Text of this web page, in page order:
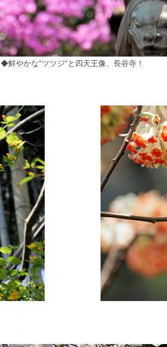
◆鮮やかな”ツツジ”と四天王像、長谷寺！